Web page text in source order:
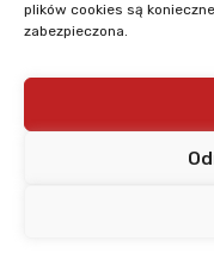
plików cookies są
zabezpieczona.
Projekty są
Regionalnego Programu
których